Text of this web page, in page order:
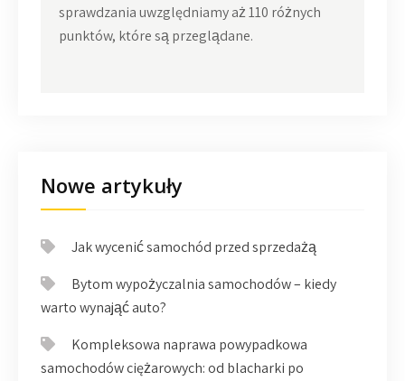
sprawdzania uwzględniamy aż 110 różnych
punktów, które są przeglądane.
Nowe artykuły
Jak wycenić samochód przed sprzedażą
Bytom wypożyczalnia samochodów – kiedy
warto wynająć auto?
Kompleksowa naprawa powypadkowa
samochodów ciężarowych: od blacharki po